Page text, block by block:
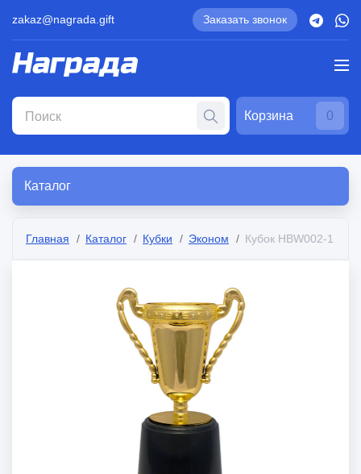
zakaz@nagrada.gift Заказать звонок
Корзина 0
Каталог
Главная Каталог Кубки Эконом Кубок HBW002-1